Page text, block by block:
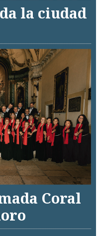
la ciudad
Coral